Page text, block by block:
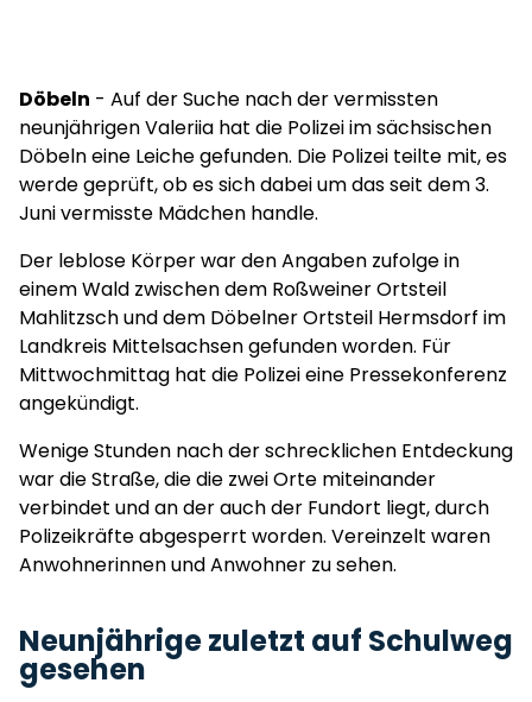
Döbeln - Auf der Suche nach der vermissten
neunjährigen Valeriia hat die Polizei im sächsischen
Döbeln eine Leiche gefunden. Die Polizei teilte mit, es
werde geprüft, ob es sich dabei um das seit dem 3.
Juni vermisste Mädchen handle.
Der leblose Körper war den Angaben zufolge in
einem Wald zwischen dem Roßweiner Ortsteil
Mahlitzsch und dem Döbelner Ortsteil Hermsdorf im
Landkreis Mittelsachsen gefunden worden. Für
Mittwochmittag hat die Polizei eine Pressekonferenz
angekündigt.
Wenige Stunden nach der schrecklichen Entdeckung
war die Straße, die die zwei Orte miteinander
verbindet und an der auch der Fundort liegt, durch
Polizeikräfte abgesperrt worden. Vereinzelt waren
Anwohnerinnen und Anwohner zu sehen.
Neunjährige zuletzt auf Schulweg
gesehen